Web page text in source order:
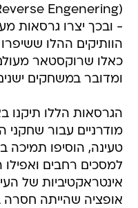
- ובכך יצרו גרסאות
הוותיקים ההלו
כאלו שרוקסטאר
ומדובר במשחקים
הגרסאות הללו תיקנו
מודרניים עבור שחקני
טעינה, הוסיפו תמיכה
למסכים רחבים ואפילו
אופציה שהייתה